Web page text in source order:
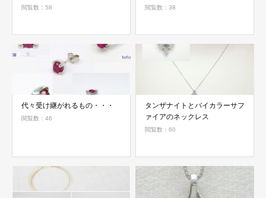
閲覧数：58 閲覧数：38
代々受け継がれるもの・・・
閲覧数：46
タンザナイトとバイカラーサフ
ァイアのネックレス
閲覧数：60